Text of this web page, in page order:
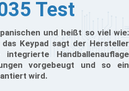
Test
und heißt so viel wie:
das Keypad sagt der Hersteller
Handballenauflage
vorgebeugt und so ein
wird.